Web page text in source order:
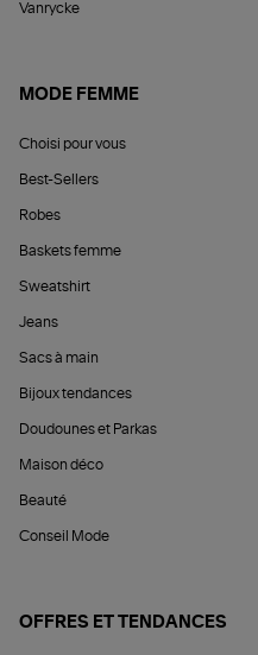
Vanrycke
MODE FEMME
Choisi pour vous
Best-Sellers
Robes
Baskets femme
Sweatshirt
Jeans
Sacs à main
Bijoux tendances
Doudounes et Parkas
Maison déco
Beauté
Conseil Mode
OFFRES ET TENDANCES